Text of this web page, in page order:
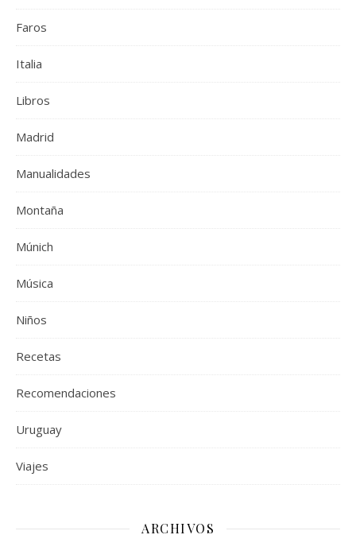
Faros
Italia
Libros
Madrid
Manualidades
Montaña
Múnich
Música
Niños
Recetas
Recomendaciones
Uruguay
Viajes
ARCHIVOS